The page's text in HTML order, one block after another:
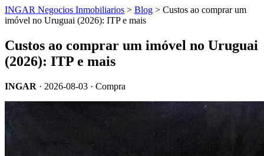
INGAR Negocios Inmobiliarios > Blog > Custos ao comprar um
imóvel no Uruguai (2026): ITP e mais
Custos ao comprar um imóvel no Uruguai
(2026): ITP e mais
INGAR · 2026-08-03 · Compra